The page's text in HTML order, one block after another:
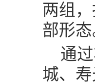
两组
部形
通
城、